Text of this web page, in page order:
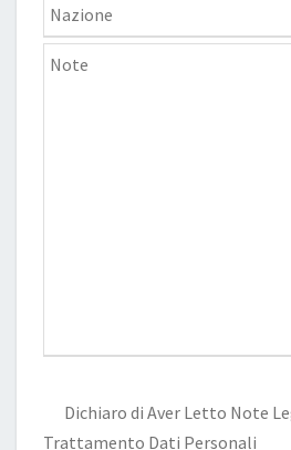
Dichiaro di Aver Letto Note
Trattamento Dati Personali